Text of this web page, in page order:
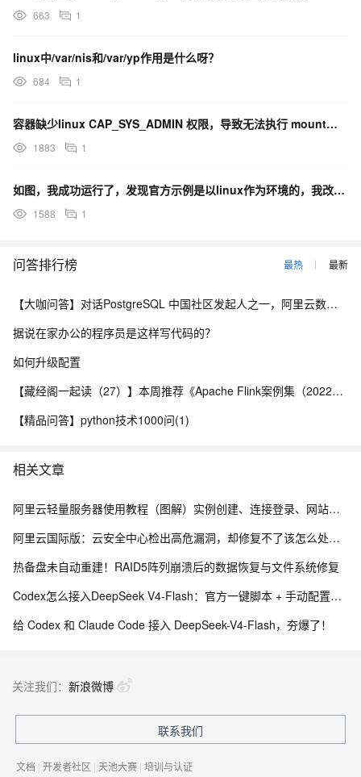
663 1
linux中/var/nis和/var/yp作用是什么呀？
684 1
容器缺少linux CAP_SYS_ADMIN 权限，导致无法执行 mount、unmount 命令
1883 1
如图，我成功运行了，发现官方示例是以linux作为环境的，我改为window的命令就成功了，但是却没
1588 1
问答排行榜 最热 最新
【大咖问答】对话PostgreSQL 中国社区发起人之一，阿里云数据库高级专家 德哥
据说在家办公的程序员是这样写代码的？
如何升级配置
【藏经阁一起读（27）】本周推荐《Apache Flink案例集（2022版）》，你有哪些心得？
【精品问答】python技术1000问(1)
相关文章
阿里云轻量服务器使用教程（图解）实例创建、连接登录、网站搭建及应用部署全流程
阿里云国际版：云安全中心检出高危漏洞，却修复不了该怎么处理？
热备盘未自动重建！RAID5阵列崩溃后的数据恢复与文件系统修复
Codex怎么接入DeepSeek V4-Flash：官方一键脚本 + 手动配置完整教程
给 Codex 和 Claude Code 接入 DeepSeek-V4-Flash，夯爆了！
关注我们： 新浪微博
联系我们
文档 | 开发者社区 | 天池大赛 | 培训与认证